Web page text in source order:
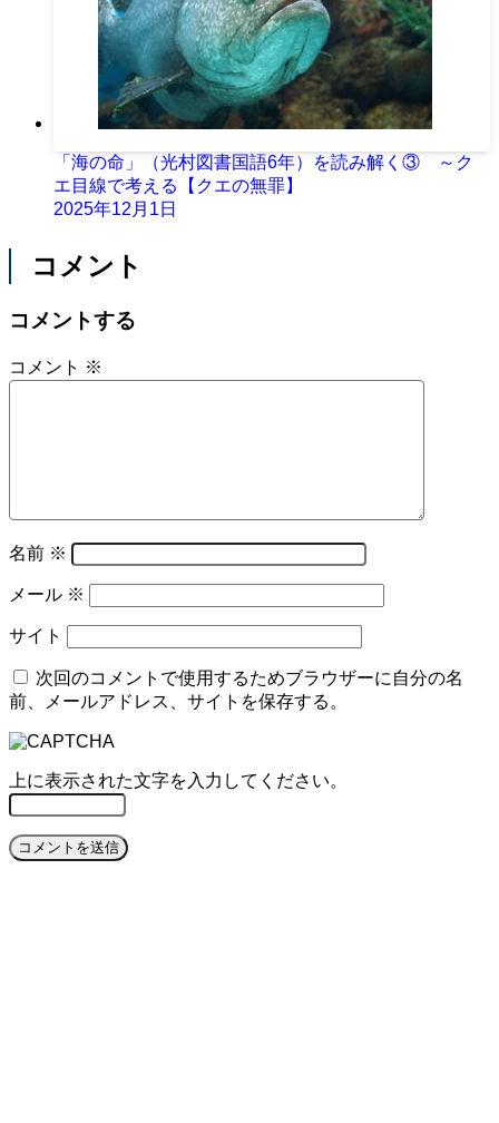
「海の命」（光村図書国語6年）を読み解く③ ～ク
エ目線で考える【クエの無罪】
2025年12月1日
コメント
コメントする
コメント ※
名前 ※
メール ※
サイト
次回のコメントで使用するためブラウザーに自分の名
前、メールアドレス、サイトを保存する。
上に表示された文字を入力してください。